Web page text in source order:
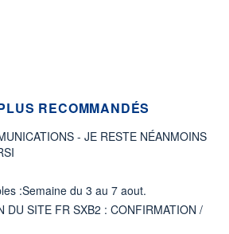
RECOMMANDÉS
- JE RESTE NÉANMOINS
:Semaine du 3 au 7 aout.
DU SITE FR SXB2 : CONFIRMATION /